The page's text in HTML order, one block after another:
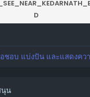
D
ชอบ แบ่งปัน และแสดงคว
น